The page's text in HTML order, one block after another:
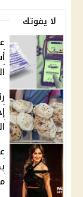
لا يفوتك